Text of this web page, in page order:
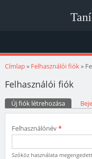
Jelenlegi hely
Címlap» Felhasználói fiók»
Felhasználói fiók
Elsődleges fülek
Új fiók létrehozása (aktív fül)
Felhasználónév*
Szóköz használata